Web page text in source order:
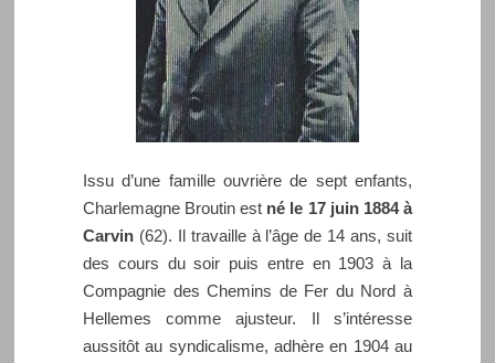
Issu d’une famille ouvrière de sept enfants,
Charlemagne Broutin est né le 17 juin 1884 à
Carvin (62). Il travaille à l’âge de 14 ans, suit
des cours du soir puis entre en 1903 à la
Compagnie des Chemins de Fer du Nord à
Hellemes comme ajusteur. Il s’intéresse
aussitôt au syndicalisme, adhère en 1904 au